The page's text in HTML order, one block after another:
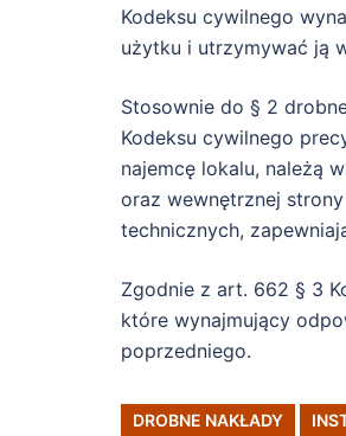
Kodeksu cywilnego
użytku i utrzymywać ją
Stosownie do § 2
Kodeksu cywilnego
najemcę lokalu, należą
oraz wewnętrznej
technicznych,
Zgodnie z art. 662 § 3
które wynajmujący
poprzedniego.
DROBNE NAKŁADY